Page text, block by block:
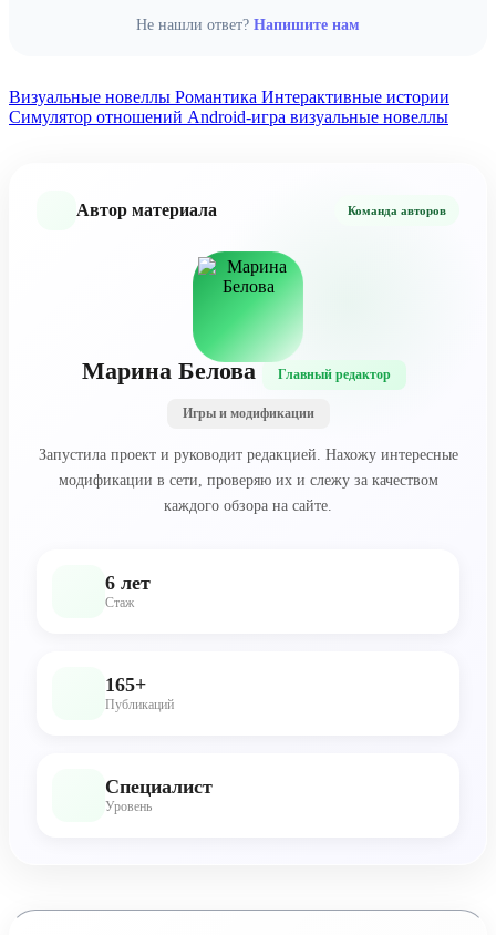
необходимости долгой прокачки или покупок.
Не нашли ответ? Напишите нам
Визуальные новеллы Романтика Интерактивные истории
Симулятор отношений Android-игра визуальные новеллы
Автор материала Команда авторов
Марина Белова Главный редактор
Игры и модификации
Запустила проект и руководит редакцией. Нахожу интересные
модификации в сети, проверяю их и слежу за качеством
каждого обзора на сайте.
6 лет
Стаж
165+
Публикаций
Специалист
Уровень